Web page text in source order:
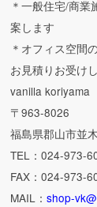
＊一般住宅/商業
案します
＊オフィス空間
お見積りお受け
vanilla koriyama
〒963-8026
福島県郡山市並
TEL：024-973-
FAX：024-973-
MAIL：shop-